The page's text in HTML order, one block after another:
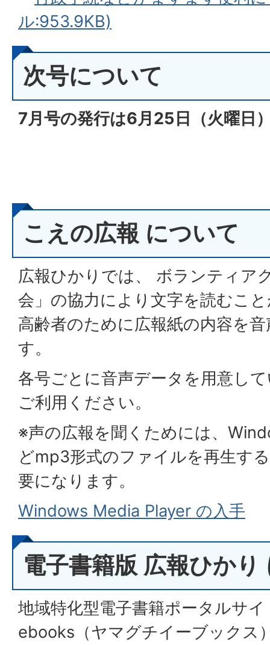
ル:953.9KB)
次号について
7月号の発行は6月25日（火曜日
こえの広報 について
広報ひかりでは、 ボランティア
会」の協力により文字を読むこ
高齢者のために広報紙の内容を
す。
各号ごとに音声データを用意し
ご利用ください。
※声の広報を聞くためには、
どmp3形式のファイルを再生す
要になります。
Windows Media Player の入手
電子書籍版 広報ひかり
地域特化型電子書籍ポータルサ
ebooks（ヤマグチイーブックス